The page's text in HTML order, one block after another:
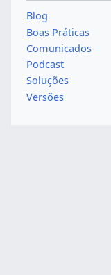
Blog
Boas Práticas
Comunicados
Podcast
Soluções
Versões